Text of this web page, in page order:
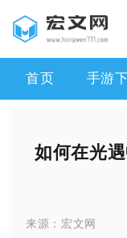
首页 手游
如何在光
来源： 宏文网